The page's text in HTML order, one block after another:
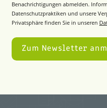
Benachrichtigungen abmelden.
Datenschutzpraktiken und unsere
Privatsphäre finden Sie in unseren